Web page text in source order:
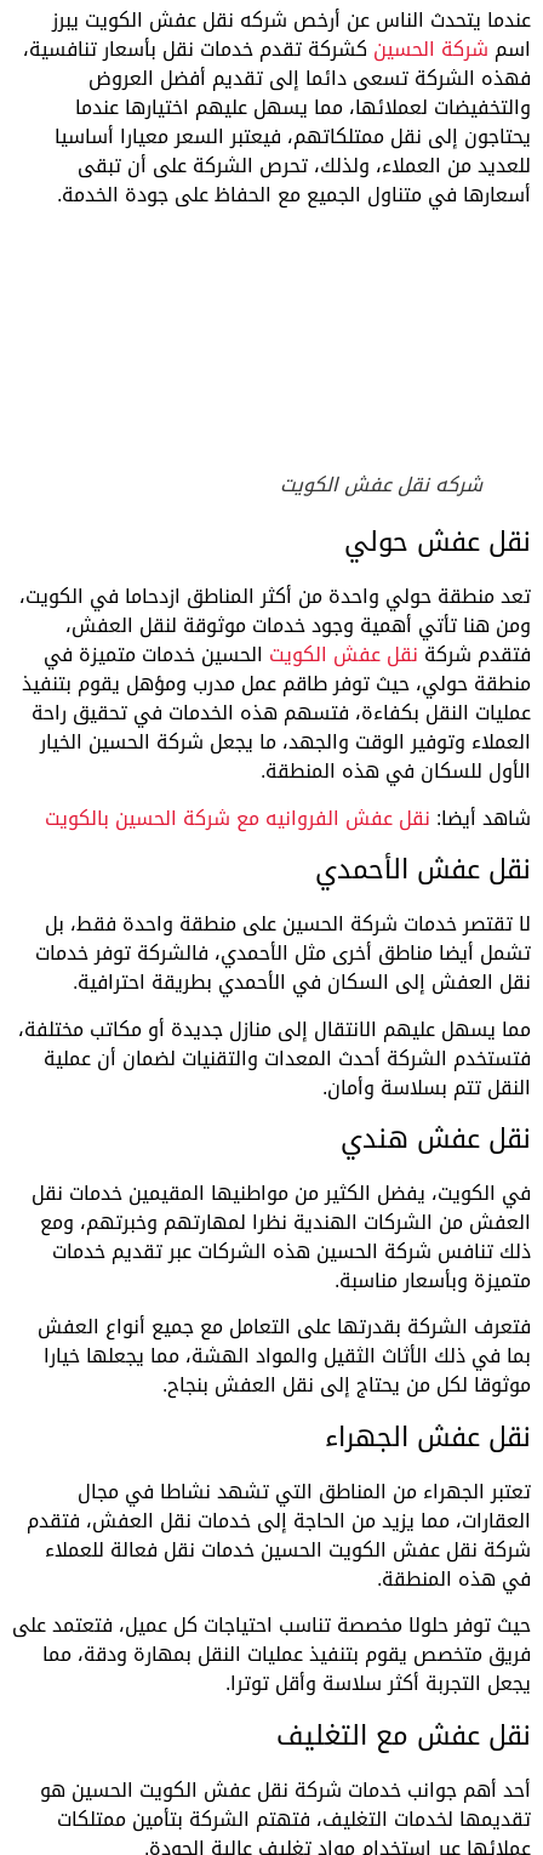
عندما يتحدث الناس عن أرخص شركه نقل عفش الكويت يبرز
اسم شركة الحسينكشركة تقدم خدمات نقل بأسعار تنافسية،
فهذه الشركة تسعى دائما إلى تقديم أفضل العروض
والتخفيضات لعملائها، مما يسهل عليهم اختيارها عندما
يحتاجون إلى نقل ممتلكاتهم، فيعتبر السعر معيارا أساسيا
للعديد من العملاء، ولذلك، تحرص الشركة على أن تبقى
أسعارها في متناول الجميع مع الحفاظ على جودة الخدمة.
شركه نقل عفش الكويت
نقل عفش حولي
تعد منطقة حولي واحدة من أكثر المناطق ازدحاما في الكويت،
ومن هنا تأتي أهمية وجود خدمات موثوقة لنقل العفش،
فتقدم شركة نقل عفش الكويتالحسين خدمات متميزة في
منطقة حولي، حيث توفر طاقم عمل مدرب ومؤهل يقوم بتنفيذ
عمليات النقل بكفاءة، فتسهم هذه الخدمات في تحقيق راحة
العملاء وتوفير الوقت والجهد، ما يجعل شركة الحسين الخيار
الأول للسكان في هذه المنطقة.
شاهد أيضا: نقل عفش الفروانيه مع شركة الحسين بالكويت
نقل عفش الأحمدي
لا تقتصر خدمات شركة الحسين على منطقة واحدة فقط، بل
تشمل أيضا مناطق أخرى مثل الأحمدي، فالشركة توفر خدمات
نقل العفش إلى السكان في الأحمدي بطريقة احترافية.
مما يسهل عليهم الانتقال إلى منازل جديدة أو مكاتب مختلفة،
فتستخدم الشركة أحدث المعدات والتقنيات لضمان أن عملية
النقل تتم بسلاسة وأمان.
نقل عفش هندي
في الكويت، يفضل الكثير من مواطنيها المقيمين خدمات نقل
العفش من الشركات الهندية نظرا لمهارتهم وخبرتهم، ومع
ذلك تنافس شركة الحسين هذه الشركات عبر تقديم خدمات
متميزة وبأسعار مناسبة.
فتعرف الشركة بقدرتها على التعامل مع جميع أنواع العفش
بما في ذلك الأثاث الثقيل والمواد الهشة، مما يجعلها خيارا
موثوقا لكل من يحتاج إلى نقل العفش بنجاح.
نقل عفش الجهراء
تعتبر الجهراء من المناطق التي تشهد نشاطا في مجال
العقارات، مما يزيد من الحاجة إلى خدمات نقل العفش، فتقدم
شركة نقل عفش الكويت الحسين خدمات نقل فعالة للعملاء
في هذه المنطقة.
حيث توفر حلولا مخصصة تناسب احتياجات كل عميل، فتعتمد على
فريق متخصص يقوم بتنفيذ عمليات النقل بمهارة ودقة، مما
يجعل التجربة أكثر سلاسة وأقل توترا.
نقل عفش مع التغليف
أحد أهم جوانب خدمات شركة نقل عفش الكويت الحسين هو
تقديمها لخدمات التغليف، فتهتم الشركة بتأمين ممتلكات